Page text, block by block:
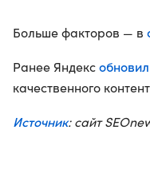
Больше факторов — в
Ранее Яндексобновил
качественного
Источник: сайт